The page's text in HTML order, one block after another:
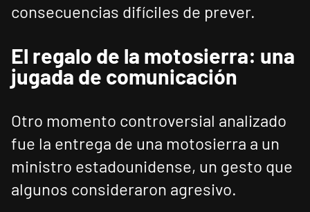
consecuencias difíciles de prever.
El regalo de la motosierra: una
jugada de comunicación
Otro momento controversial analizado
fue la entrega de una motosierra a un
ministro estadounidense, un gesto que
algunos consideraron agresivo.